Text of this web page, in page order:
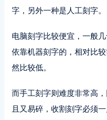
字，另外一种是人工刻字。
电脑刻字比较便宜，一般
依靠机器刻字的，相对比
然比较低。
而手工刻字则难度非常高
且又易碎，收割刻字必须